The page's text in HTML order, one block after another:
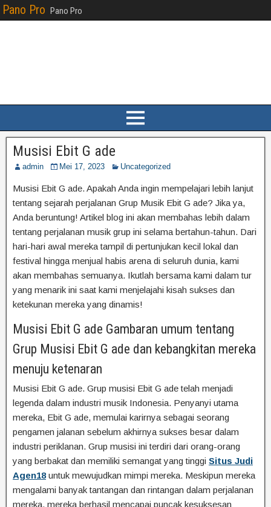
Pano Pro Pano Pro
Musisi Ebit G ade
admin Mei 17, 2023 Uncategorized
Musisi Ebit G ade. Apakah Anda ingin mempelajari lebih lanjut
tentang sejarah perjalanan Grup Musik Ebit G ade? Jika ya,
Anda beruntung! Artikel blog ini akan membahas lebih dalam
tentang perjalanan musik grup ini selama bertahun-tahun. Dari
hari-hari awal mereka tampil di pertunjukan kecil lokal dan
festival hingga menjual habis arena di seluruh dunia, kami
akan membahas semuanya. Ikutlah bersama kami dalam tur
yang menarik ini saat kami menjelajahi kisah sukses dan
ketekunan mereka yang dinamis!
Musisi Ebit G ade Gambaran umum tentang
Grup Musisi Ebit G ade dan kebangkitan mereka
menuju ketenaran
Musisi Ebit G ade. Grup musisi Ebit G ade telah menjadi
legenda dalam industri musik Indonesia. Penyanyi utama
mereka, Ebit G ade, memulai karirnya sebagai seorang
pengamen jalanan sebelum akhirnya sukses besar dalam
industri periklanan. Grup musisi ini terdiri dari orang-orang
yang berbakat dan memiliki semangat yang tinggi Situs Judi
Agen18untuk mewujudkan mimpi mereka. Meskipun mereka
mengalami banyak tantangan dan rintangan dalam perjalanan
mereka, mereka berhasil mencapai puncak kesuksesan